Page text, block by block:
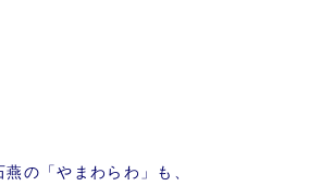
の「やまわらわ」も、